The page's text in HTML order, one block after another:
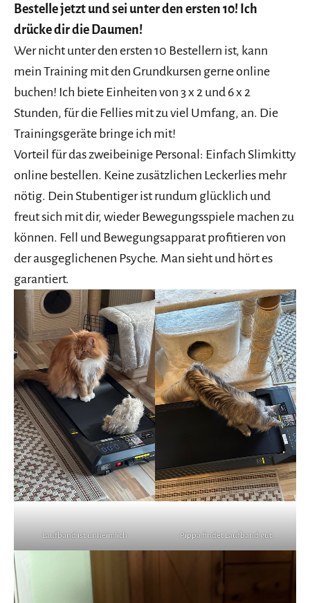
Bestelle jetzt und sei unter den ersten 10! Ich
drücke dir die Daumen!
Wer nicht unter den ersten 10 Bestellern ist, kann
mein Training mit den Grundkursen gerne online
buchen! Ich biete Einheiten von 3 x 2 und 6 x 2
Stunden, für die Fellies mit zu viel Umfang, an. Die
Trainingsgeräte bringe ich mit!
Vorteil für das zweibeinige Personal: Einfach Slimkitty
online bestellen. Keine zusätzlichen Leckerlies mehr
nötig. Dein Stubentiger ist rundum glücklich und
freut sich mit dir, wieder Bewegungsspiele machen zu
können. Fell und Bewegungsapparat profitieren von
der ausgeglichenen Psyche. Man sieht und hört es
garantiert.
Laufband ist unheimlich Pippa findet Laufband gut